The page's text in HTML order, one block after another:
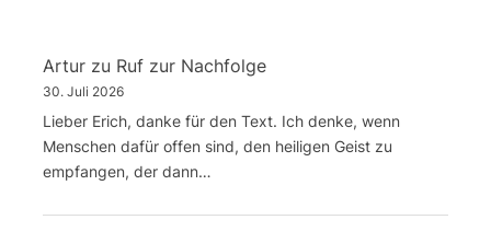
Artur zu Ruf zur Nachfolge
30. Juli 2026
Lieber Erich, danke für den Text. Ich denke, wenn
Menschen dafür offen sind, den heiligen Geist zu
empfangen, der dann…